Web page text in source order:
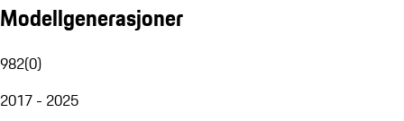
Modellgenerasjoner
982(0)
2017 - 2025